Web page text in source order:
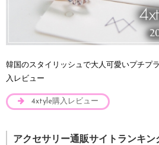
韓国のスタイリッシュで大人可愛いプチプ
入レビュー
4xtyle購入レビュー
アクセサリー通販サイトランキン